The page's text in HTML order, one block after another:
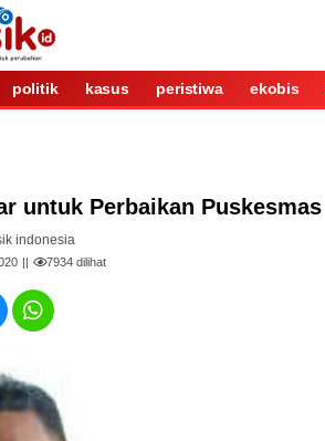
politik kasus peristiwa ekobis
untuk Perbaikan Puskesmas
indonesia
7934dilihat